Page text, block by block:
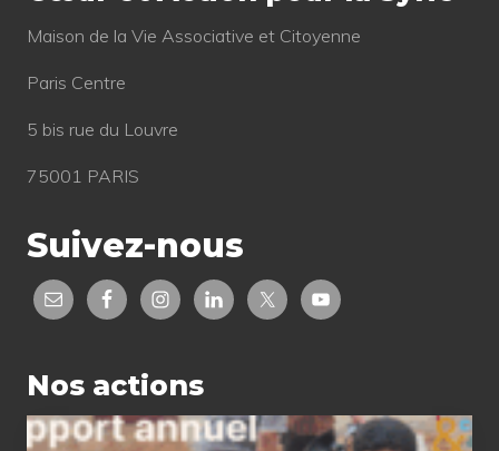
Mai­son de la Vie Asso­cia­tive et Citoyenne
Paris Centre
5 bis rue du Louvre
75001 PARIS
Suivez-nous
Nos actions
Rapport